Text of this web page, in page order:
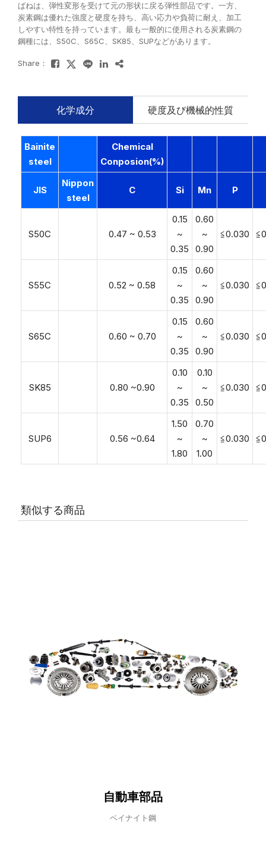
ばねは、弾性変形を受けて元の形状に戻る弾性部品です。一方、
炭素鋼は優れた強度と硬度を持ち、高い応力や負荷に耐え、加工
しやすい特性を持っています。最も一般的に使用される炭素鋼の
鋼種には、S50C、S65C、SK85、SUPなどがあります。
Share：
化学成分 硬度及び機械的性質
Bainite
steel
Chemical
Conposion(%)
JIS
Nippon
steel
C Si Mn P
S50C 0.47 ~ 0.53
0.15
~
0.35
0.60
~
0.90
≦0.030
S55C 0.52 ~ 0.58
0.15
~
0.35
0.60
~
0.90
≦0.030
S65C 0.60 ~ 0.70
0.15
~
0.35
0.60
~
0.90
≦0.030
SK85 0.80 ~0.90
0.10
~
0.35
0.10
~
0.50
≦0.030
SUP6 0.56 ~0.64
1.50
~
1.80
0.70
~
1.00
≦0.030
類似する商品
自動車部品
ベイナイト鋼
sales@hung-shuh.com.tw